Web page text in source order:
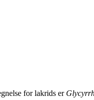
for lakrids er